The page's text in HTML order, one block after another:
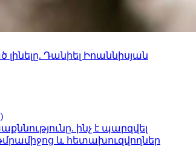
Դանիել Իոաննիսյան
ինչ է պարզվել
և հետախուզվողներ